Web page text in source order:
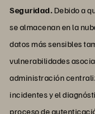
Seguridad.Debido a
se almacenan en la
datos más sensibles
vulnerabilidades
administración
incidentes y el
proceso de